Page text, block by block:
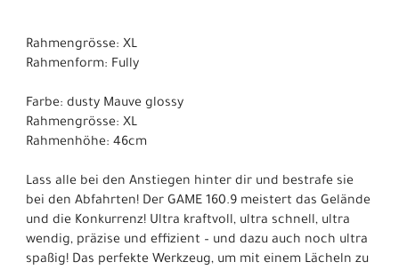
Rahmengrösse: XL
Rahmenform: Fully
Farbe: dusty Mauve glossy
Rahmengrösse: XL
Rahmenhöhe: 46cm
Lass alle bei den Anstiegen hinter dir und bestrafe sie
bei den Abfahrten! Der GAME 160.9 meistert das Gelände
und die Konkurrenz! Ultra kraftvoll, ultra schnell, ultra
wendig, präzise und effizient – und dazu auch noch ultra
spaßig! Das perfekte Werkzeug, um mit einem Lächeln zu